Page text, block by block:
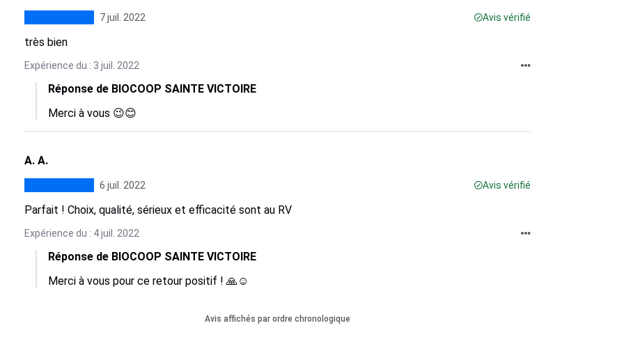
7 juil. 2022 Avis vérifié
très bien
Expérience du : 3 juil. 2022
Réponse de BIOCOOP SAINTE VICTOIRE
Merci à vous 😉😊
A. A.
6 juil. 2022 Avis vérifié
Parfait ! Choix, qualité, sérieux et efficacité sont au RV
Expérience du : 4 juil. 2022
Réponse de BIOCOOP SAINTE VICTOIRE
Merci à vous pour ce retour positif ! 🙏☺️
Avis affichés par ordre chronologique